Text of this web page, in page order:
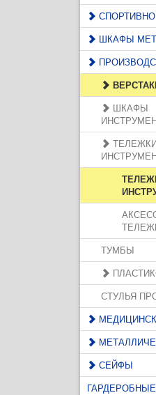
ШКАФЫ
ШКАФЫ
ТУМБЫ
СТУЛЬЯ
СЕЙФЫ